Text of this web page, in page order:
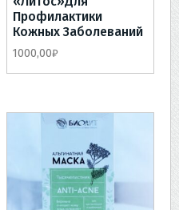
Профилактики
Кожных Заболеваний
1000,00₽